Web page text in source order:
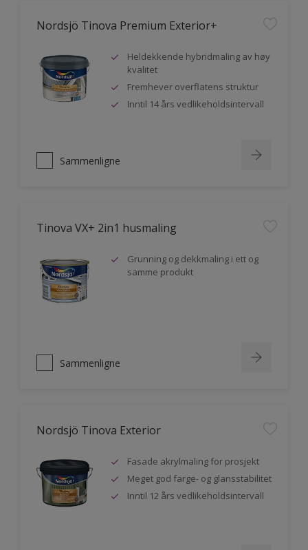
Nordsjö Tinova Premium Exterior+
Heldekkende hybridmaling av høy
kvalitet
Fremhever overflatens struktur
Inntil 14 års vedlikeholdsintervall
Sammenligne
Tinova VX+ 2in1 husmaling
Grunning og dekkmaling i ett og
samme produkt
Sammenligne
Nordsjö Tinova Exterior
Fasade akrylmaling for prosjekt
Meget god farge- og glansstabilitet
Inntil 12 års vedlikeholdsintervall